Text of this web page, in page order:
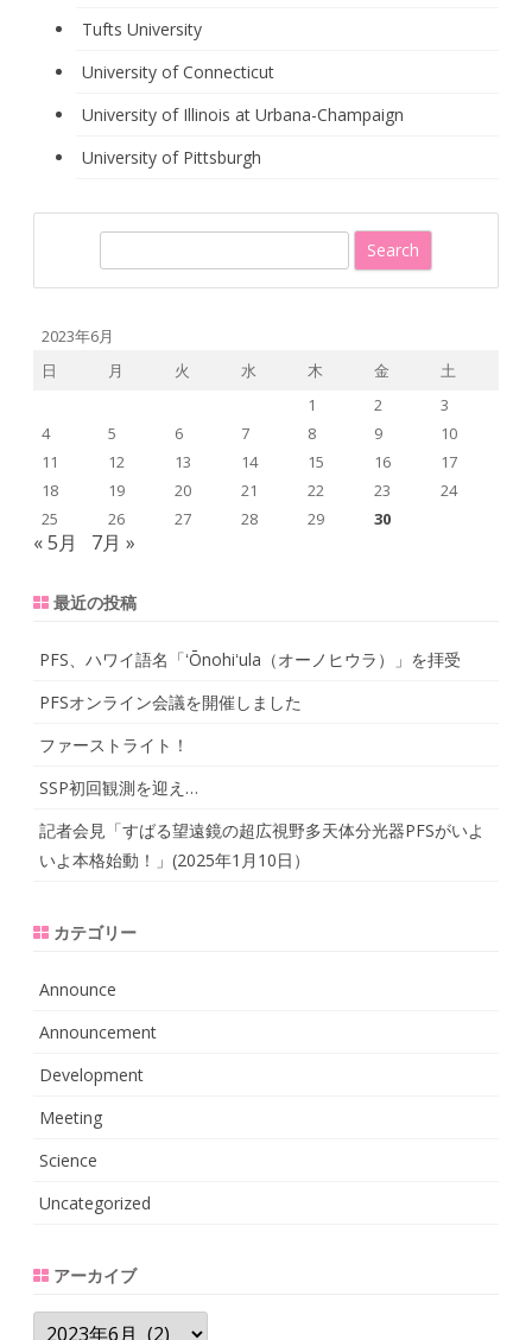
Tufts University
University of Connecticut
University of Illinois at Urbana-Champaign
University of Pittsburgh
2023年6月
日
月 火 水 木 金
土
1
2
3
4
5 6 7 8 9
10
11
12 13 14 15 16
17
18
19 20 21 22 23
24
25
26 27 28 29 30
« 5月 7月 »
最近の投稿
PFS、ハワイ語名「ʻŌnohiʻula（オーノヒウラ）」を拝受
PFSオンライン会議を開催しました
ファーストライト！
SSP初回観測を迎え…
記者会見「すばる望遠鏡の超広視野多天体分光器PFSがいよ
いよ本格始動！」(2025年1月10日）
カテゴリー
Announce
Announcement
Development
Meeting
Science
Uncategorized
アーカイブ
ア